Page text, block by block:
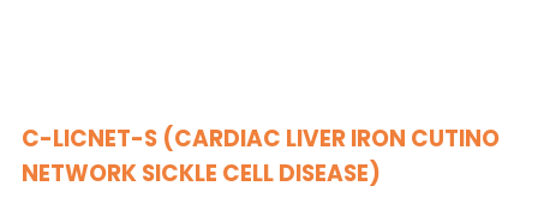
C-LICNET-S (CARDIAC LIVER IRON CUTINO
NETWORK SICKLE CELL DISEASE)